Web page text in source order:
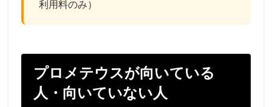
利用料のみ）
プロメテウスが向いている
人・向いていない人